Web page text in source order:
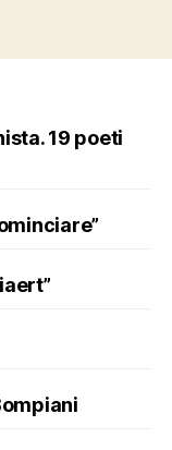
19 poeti